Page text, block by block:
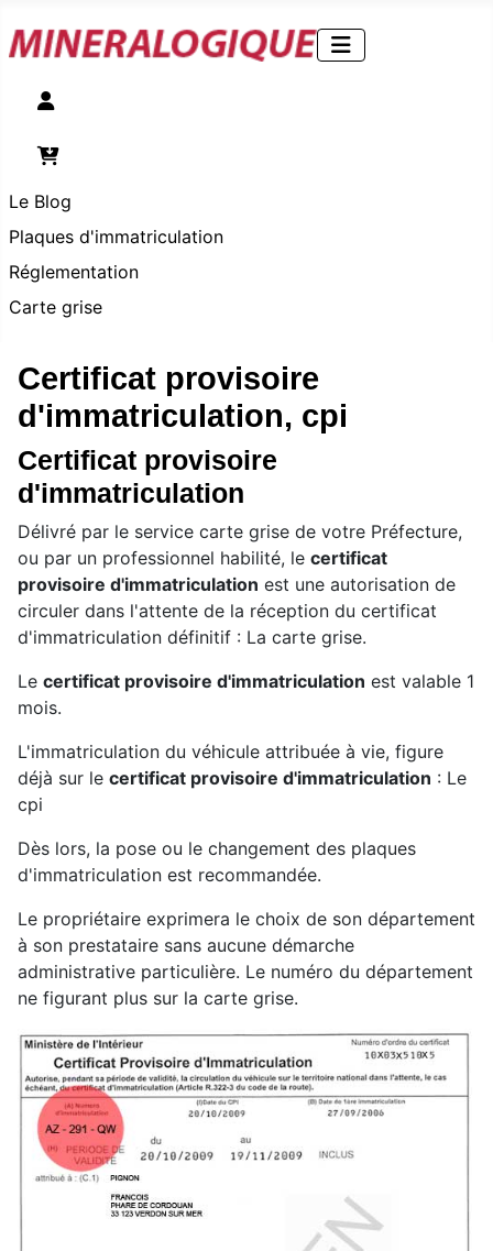
Le Blog
Plaques d'immatriculation
Réglementation
Carte grise
Certificat provisoire
d'immatriculation, cpi
Certificat provisoire
d'immatriculation
Délivré par le service carte grise de votre Préfecture,
ou par un professionnel habilité, le certificat
provisoire d'immatriculation est une autorisation de
circuler dans l'attente de la réception du certificat
d'immatriculation définitif : La carte grise.
Le certificat provisoire d'immatriculation est valable 1
mois.
L'immatriculation du véhicule attribuée à vie, figure
déjà sur le certificat provisoire d'immatriculation : Le
cpi
Dès lors, la pose ou le changement des plaques
d'immatriculation est recommandée.
Le propriétaire exprimera le choix de son département
à son prestataire sans aucune démarche
administrative particulière. Le numéro du département
ne figurant plus sur la carte grise.